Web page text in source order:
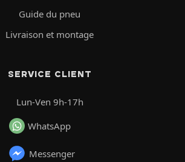
Guide du pneu
Livraison et montage
SERVICE CLIENT
Lun-Ven 9h-17h
WhatsApp
Messenger